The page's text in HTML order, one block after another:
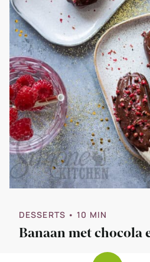
DESSERTS • 10 MIN
Banaan met chocola